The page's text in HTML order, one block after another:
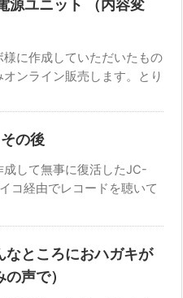
源ユニット （内容変
様に作成していただいたもの
ンライン販売します。とり
の後
成して無事に復活したJC-
コ経由でレコードを聴いて
なところにおハガキが
の声で）